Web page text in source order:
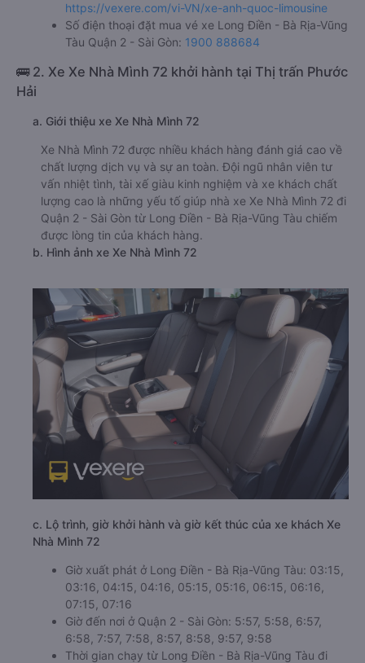
https://vexere.com/vi-VN/xe-anh-quoc-limousine
Số điện thoại đặt mua vé xe Long Điền - Bà Rịa-Vũng
Tàu Quận 2 - Sài Gòn: 1900 888684
🚌 2. Xe Xe Nhà Mình 72 khởi hành tại Thị trấn Phước
Hải
a. Giới thiệu xe Xe Nhà Mình 72
Xe Nhà Mình 72 được nhiều khách hàng đánh giá cao về
chất lượng dịch vụ và sự an toàn. Đội ngũ nhân viên tư
vấn nhiệt tình, tài xế giàu kinh nghiệm và xe khách chất
lượng cao là những yếu tố giúp nhà xe Xe Nhà Mình 72 đi
Quận 2 - Sài Gòn từ Long Điền - Bà Rịa-Vũng Tàu chiếm
được lòng tin của khách hàng.
b. Hình ảnh xe Xe Nhà Mình 72
c. Lộ trình, giờ khởi hành và giờ kết thúc của xe khách Xe
Nhà Mình 72
Giờ xuất phát ở Long Điền - Bà Rịa-Vũng Tàu: 03:15,
03:16, 04:15, 04:16, 05:15, 05:16, 06:15, 06:16,
07:15, 07:16
Giờ đến nơi ở Quận 2 - Sài Gòn: 5:57, 5:58, 6:57,
6:58, 7:57, 7:58, 8:57, 8:58, 9:57, 9:58
Thời gian chạy từ Long Điền - Bà Rịa-Vũng Tàu đi